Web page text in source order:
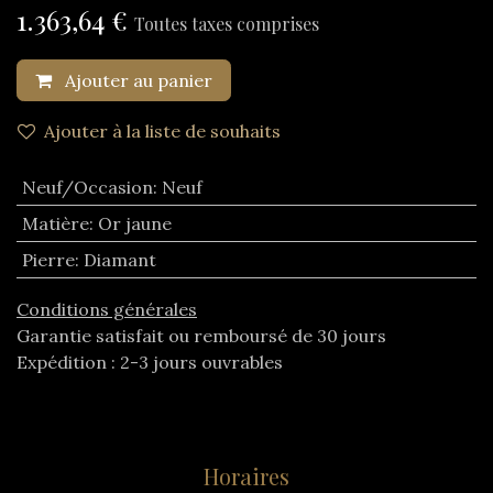
1.363,64 € Toutes taxes comprises
Ajouter au panier
Ajouter à la liste de souhaits
Neuf/Occasion: Neuf
Matière: Or jaune
Pierre: Diamant
Conditions générales
Garantie satisfait ou remboursé de 30 jours
Expédition : 2-3 jours ouvrables
Horaires